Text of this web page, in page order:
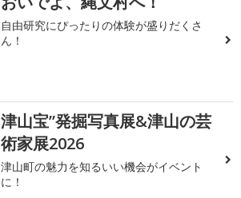
自由研究にぴったりの体験が盛りだくさ
ん！
津山宝”発掘写真展&津山の芸
術家展2026
津山町の魅力を知るいい機会がイベント
に！